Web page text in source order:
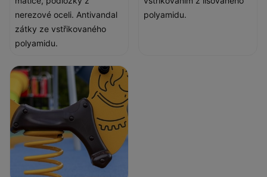
nerezové oceli. Antivandal
zátky ze vstřikovaného
polyamidu.
polyamidu.